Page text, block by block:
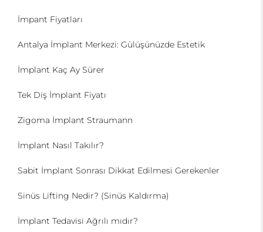
İmpant Fiyatları
Antalya İmplant Merkezi: Gülüşünüzde Estetik
İmplant Kaç Ay Sürer
Tek Diş İmplant Fiyatı
Zigoma İmplant Straumann
İmplant Nasıl Takılır?
Sabit İmplant Sonrası Dikkat Edilmesi Gerekenler
Sinüs Lifting Nedir? (Sinüs Kaldırma)
İmplant Tedavisi Ağrılı mıdır?